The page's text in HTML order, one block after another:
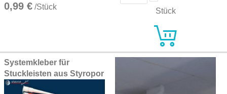
0,99 € /Stück Stück
Systemkleber für
Stuckleisten aus Styropor